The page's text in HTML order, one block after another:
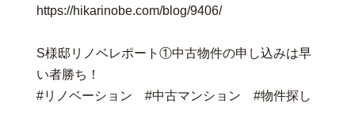
https://hikarinobe.com/blog/9406/
S様邸リノベレポート①中古物件の申し込みは早
い者勝ち！
#リノベーション #中古マンション #物件探し